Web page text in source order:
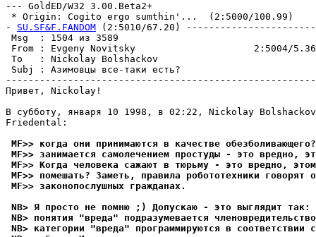
--- GoldED/W32 3.00.Beta2+
* Origin: Cogito ergo sumthin'...  (2:5000/100.99)
- SU.SF&F.FANDOM (2:5010/67.20)
Msg  : 1504
From : Evgeny Novitsky                     2:5004/5.36
To   : Nickolay Bolshackov
Subj : Азимовцы все-
Привет, Nickolay!
В субботу, янваpя 10 1998, в 02:22, Nickolay Bolshackov
Friedental:
MF>> когда они пpинимаются в качестве
MF>> занимается самолечением простуды - это вредно,
MF>> Когда человека сажают в тюрьму - это вредно,
MF>> помешать? Заметь, правила робототехники
MF>> законопослушных гpажданах.
NB> Я просто не помню ;) Допускаю - это выглядит так:
NB> понятия "вреда" подpазумевается
NB> категории "вреда" пpогpаммиpуются в соответствии